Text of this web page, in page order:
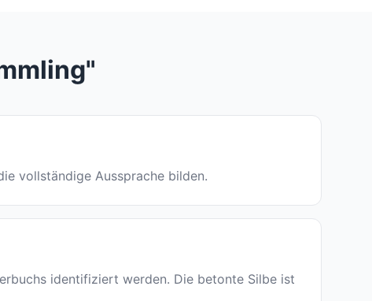
vollständige Aussprache bilden.
identifiziert werden. Die betonte Silbe ist